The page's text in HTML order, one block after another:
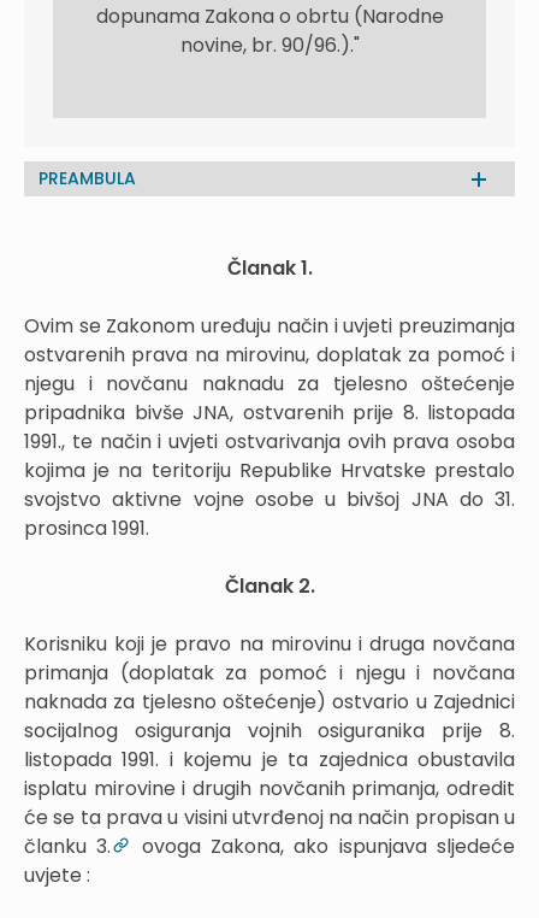
dopunama Zakona o obrtu (Narodne
novine, br. 90/96.)."
PREAMBULA
Članak 1.
Ovim se Zakonom uređuju način i uvjeti preuzimanja
ostvarenih prava na mirovinu, doplatak za pomoć i
njegu i novčanu naknadu za tjelesno oštećenje
pripadnika bivše JNA, ostvarenih prije 8. listopada
1991., te način i uvjeti ostvarivanja ovih prava osoba
kojima je na teritoriju Republike Hrvatske prestalo
svojstvo aktivne vojne osobe u bivšoj JNA do 31.
prosinca 1991.
Članak 2.
Korisniku koji je pravo na mirovinu i druga novčana
primanja (doplatak za pomoć i njegu i novčana
naknada za tjelesno oštećenje) ostvario u Zajednici
socijalnog osiguranja vojnih osiguranika prije 8.
listopada 1991. i kojemu je ta zajednica obustavila
isplatu mirovine i drugih novčanih primanja, odredit
će se ta prava u visini utvrđenoj na način propisan u
članku 3.
ovoga Zakona, ako ispunjava sljedeće
uvjete :